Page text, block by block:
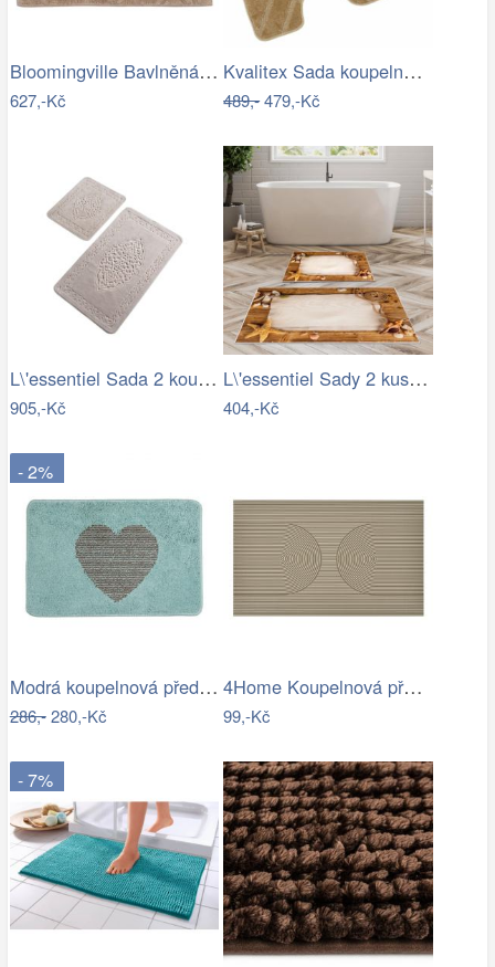
Bloomingville Bavlněná koupelnová…
627,-Kč
Kvalitex Sada koupelnových předložek…
489,-479,-Kč
L\'essentiel Sada 2 koupelnových…
905,-Kč
L\'essentiel Sady 2 kusů koupelnových…
404,-Kč
- 2%
Modrá koupelnová předložka se srdíčkem …
286,-280,-Kč
4Home Koupelnová předložka Infinity, 50…
99,-Kč
- 7%